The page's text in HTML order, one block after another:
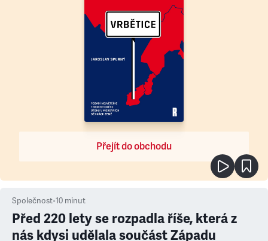
Přejít do obchodu
Společnost•10 minut
Před 220 lety se rozpadla říše, která z
nás kdysi udělala součást Západu